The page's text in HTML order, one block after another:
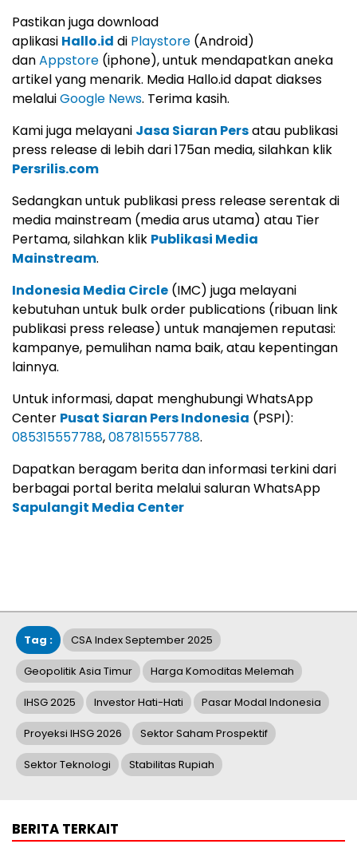
Pastikan juga download
aplikasi Hallo.id di Playstore (Android)
danAppstore (iphone), untuk mendapatkan aneka
artikel yang menarik. Media Hallo.id dapat diakses
melaluiGoogle News. Terima kasih.
Kami juga melayani Jasa Siaran Persatau publikasi
press release di lebih dari 175an media, silahkan klik
Persrilis.com
Sedangkan untuk publikasi press release serentak di
media mainstream (media arus utama) atau Tier
Pertama, silahkan klik Publikasi Media
Mainstream.
Indonesia Media Circle (IMC) juga melayani
kebutuhan untuk bulk order publications (ribuan link
publikasi press release) untuk manajemen reputasi:
kampanye, pemulihan nama baik, atau kepentingan
lainnya.
Untuk informasi, dapat menghubungi WhatsApp
Center Pusat Siaran Pers Indonesia (PSPI):
085315557788,087815557788.
Dapatkan beragam berita dan informasi terkini dari
berbagai portal berita melalui saluran WhatsApp
Sapulangit Media Center
Tag : CSA Index September 2025
Geopolitik Asia Timur Harga Komoditas Melemah
IHSG 2025 Investor Hati-Hati Pasar Modal Indonesia
Proyeksi IHSG 2026 Sektor Saham Prospektif
Sektor Teknologi Stabilitas Rupiah
BERITA TERKAIT